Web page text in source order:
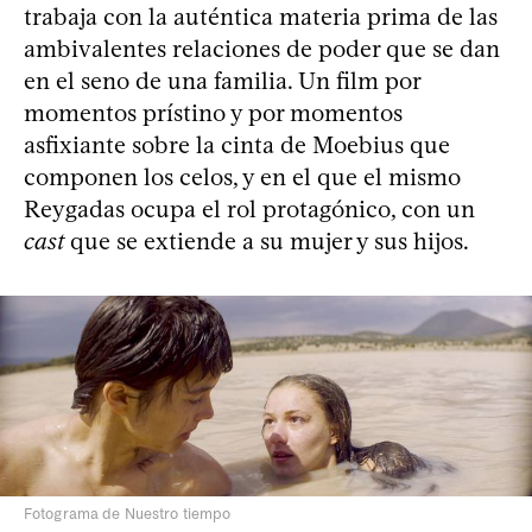
trabaja con la auténtica materia prima de las
ambivalentes relaciones de poder que se dan
en el seno de una familia. Un film por
momentos prístino y por momentos
asfixiante sobre la cinta de Moebius que
componen los celos, y en el que el mismo
Reygadas ocupa el rol protagónico, con un
castque se extiende a su mujer y sus hijos.
Fotograma de Nuestro tiempo